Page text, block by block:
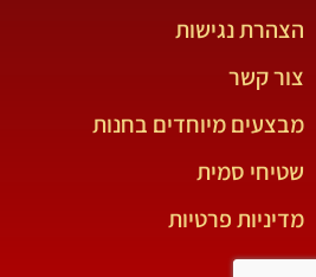
הצהרת נגישות
צור קשר
מבצעים מיוחדים בחנות
שטיחי סמית
מדיניות פרטיות